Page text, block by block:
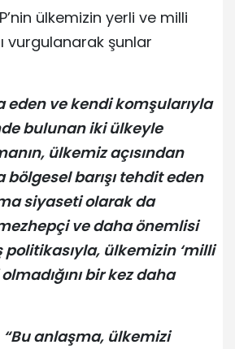
ülkemizin yerli ve milli
vurgulanarak şunlar
eden ve kendi komşularıyla
bulunan iki ülkeyle
ülkemiz açısından
barışı tehdit eden
siyaseti olarak da
mezhepçi ve daha önemlisi
politikasıyla, ülkemizin ‘milli
bir kez daha
“Bu anlaşma, ülkemizi